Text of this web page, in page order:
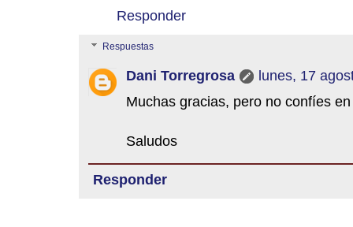
Responder
Respuestas
Dani Torregrosa
lunes, 17
Muchas gracias, pero no confíes
Saludos
Responder